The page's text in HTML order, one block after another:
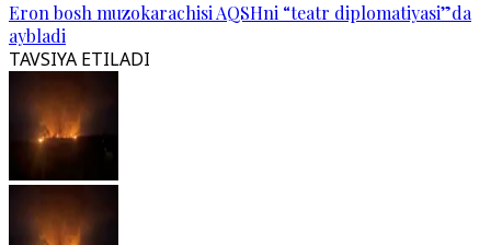
Eron bosh muzokarachisi AQSHni “teatr diplomatiyasi”da
aybladi
TAVSIYA ETILADI